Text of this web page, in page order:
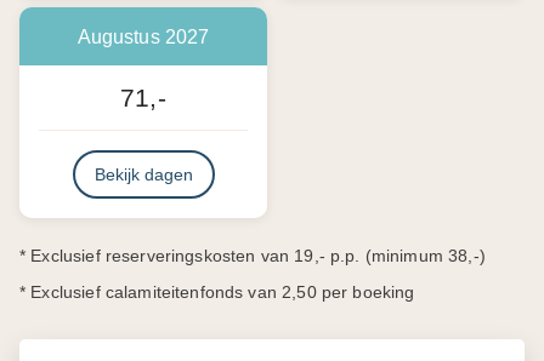
Augustus 2027
71,-
Bekijk dagen
* Exclusief reserveringskosten van 19,- p.p. (minimum 38,-)
* Exclusief calamiteitenfonds van 2,50 per boeking